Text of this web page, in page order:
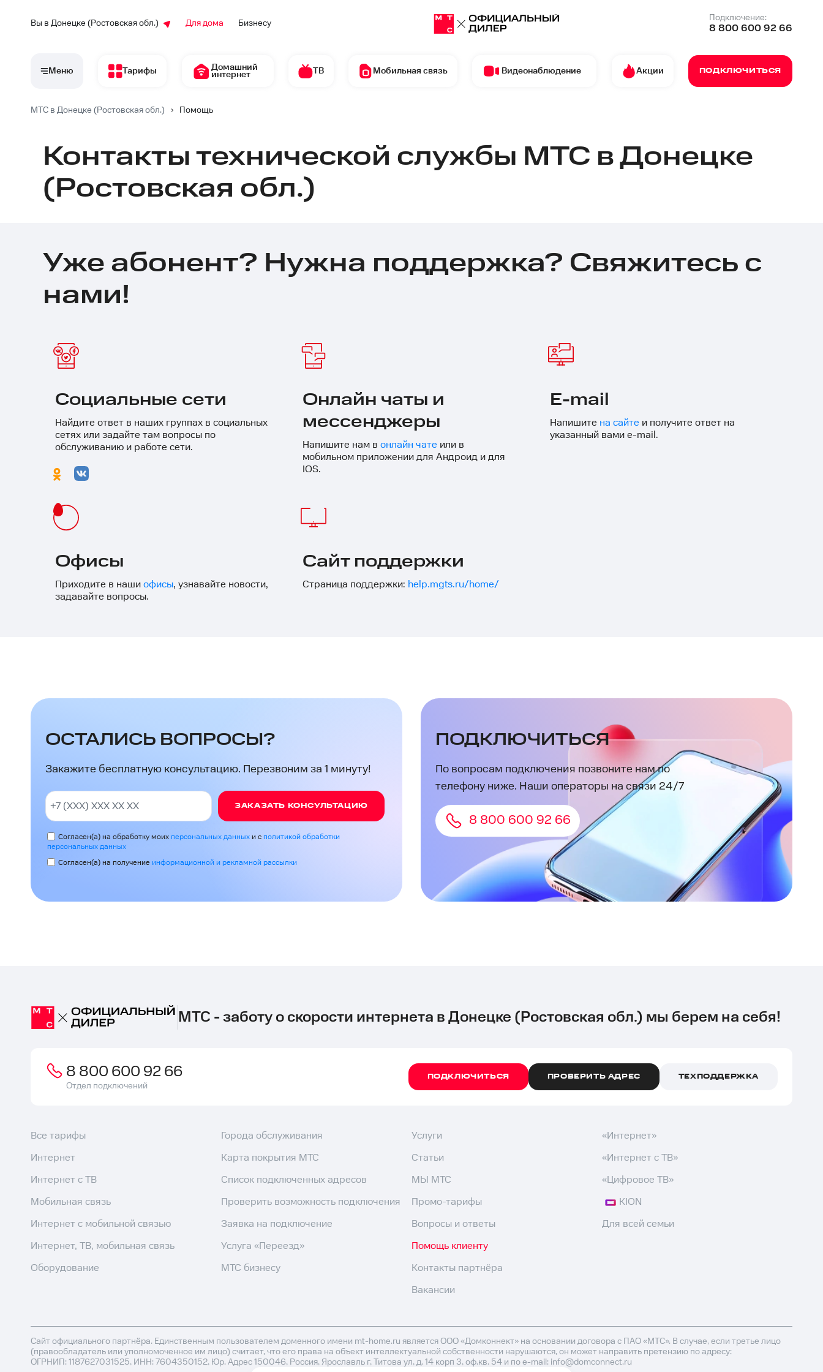
Вы в Донецке (Ростовская обл.) Для дома Бизнесу
Подключение:
8 800 600 92 66
Меню Тарифы Домашний
интернет ТВ Мобильная связь Видеонаблюдение Акции ПОДКЛЮЧИТЬСЯ
МТС в Донецке (Ростовская обл.) › Помощь
Контакты технической службы МТС в Донецке
(Ростовская обл.)
Уже абонент? Нужна поддержка? Свяжитесь с
нами!
Социальные сети
Найдите ответ в наших группах в социальных
сетях или задайте там вопросы по
обслуживанию и работе сети.
Онлайн чаты и
мессенджеры
Напишите нам в онлайн чате или в
мобильном приложении для Андроид и для
IOS.
E-mail
Напишите на сайте и получите ответ на
указанный вами e-mail.
Офисы
Приходите в наши офисы, узнавайте новости,
задавайте вопросы.
Сайт поддержки
Страница поддержки: help.mgts.ru/home/
ОСТАЛИСЬ ВОПРОСЫ?
Закажите бесплатную консультацию. Перезвоним за 1 минуту!
ЗАКАЗАТЬ КОНСУЛЬТАЦИЮ
Согласен(а) на обработку моих персональных данных и с политикой обработки
персональных данных
Согласен(а) на получение информационной и рекламной рассылки
ПОДКЛЮЧИТЬСЯ
По вопросам подключения позвоните нам по
телефону ниже. Наши операторы на связи 24/7
8 800 600 92 66
МТС - заботу о скорости интернета в Донецке (Ростовская обл.) мы берем на себя!
8 800 600 92 66
Отдел подключений
ПОДКЛЮЧИТЬСЯ ПРОВЕРИТЬ АДРЕС ТЕХПОДДЕРЖКА
Все тарифы
Интернет
Интернет с ТВ
Мобильная связь
Интернет с мобильной связью
Интернет, ТВ, мобильная связь
Оборудование
Города обслуживания
Карта покрытия МТС
Список подключенных адресов
Проверить возможность подключения
Заявка на подключение
Услуга «Переезд»
МТС бизнесу
Услуги
Статьи
МЫ МТС
Промо-тарифы
Вопросы и ответы
Помощь клиенту
Контакты партнёра
Вакансии
«Интернет»
«Интернет с ТВ»
«Цифровое ТВ»
KION
Для всей семьи
Сайт официального партнёра. Единственным пользователем доменного имени mt-home.ru является ООО «Домконнект» на основании договора с ПАО «МТС». В случае, если третье лицо
(правообладатель или уполномоченное им лицо) считает, что его права на объект интеллектуальной собственности нарушаются, он может направить претензию по адресу:
ОГРНИП: 1187627031525, ИНН: 7604350152, Юр. Адрес 150046, Россия, Ярославль г, Титова ул, д. 14 корп 3, оф.кв. 54 и по e-mail: info@domconnect.ru